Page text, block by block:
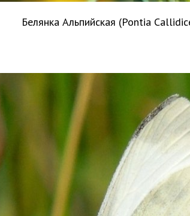
Белянка Альпийская (Pontia